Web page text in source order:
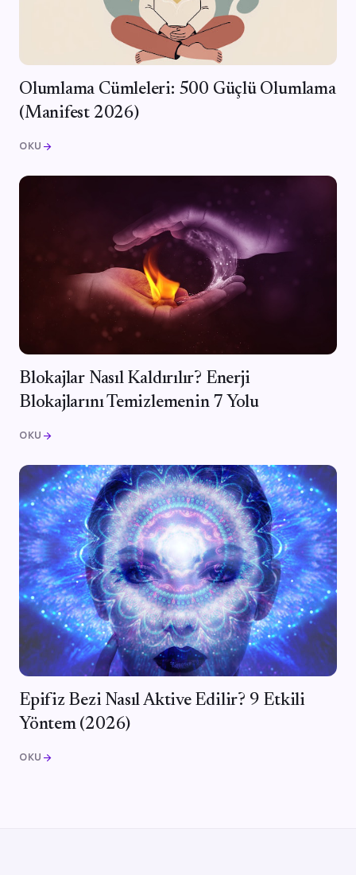
Olumlama Cümleleri: 500 Güçlü Olumlama
(Manifest 2026)
OKU arrow_forward
Blokajlar Nasıl Kaldırılır? Enerji
Blokajlarını Temizlemenin 7 Yolu
OKU arrow_forward
Epifiz Bezi Nasıl Aktive Edilir? 9 Etkili
Yöntem (2026)
OKU arrow_forward